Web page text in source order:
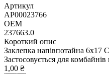
Артикул
AP00023766
OEM
237663.0
Короткий опис
Заклепка напівпотайна 6х17
Застосовується для
1,00 ₴